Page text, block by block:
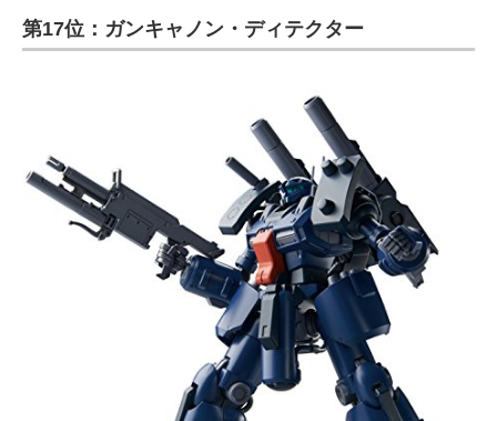
第17位：ガンキャノン・ディテクター